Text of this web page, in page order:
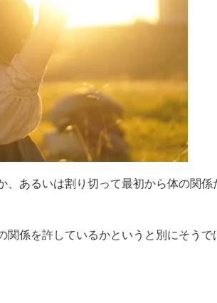
、あるいは割り切って最初から体の関係
関係を許しているかというと別にそうで